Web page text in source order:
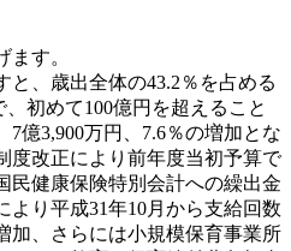
す。
と、歳出全体の43.2％を占める
、初めて100億円を超えること
億3,900万円、7.6％の増加とな
度改正により前年度当初予算で
民健康保険特別会計への繰出金
より平成31年10月から支給回数
加、さらには小規模保育事業所